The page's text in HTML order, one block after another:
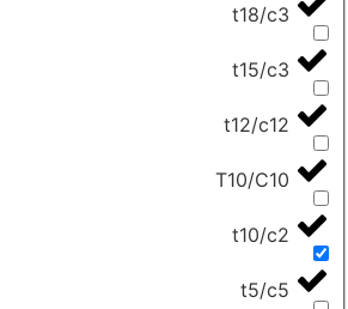
t18/c3
t15/c3
t12/c12
T10/C10
t10/c2
t5/c5